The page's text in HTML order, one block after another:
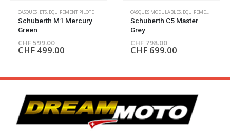
CASQUES JETS, EQUIPEMENT PILOTE
Schuberth M1 Mercury
Green
CHF599.00
CHF 499.00
CASQUES MODULABLES, EQUIPEMENT PILOTE
Schuberth C5 Master
Grey
CHF798.00
CHF 699.00